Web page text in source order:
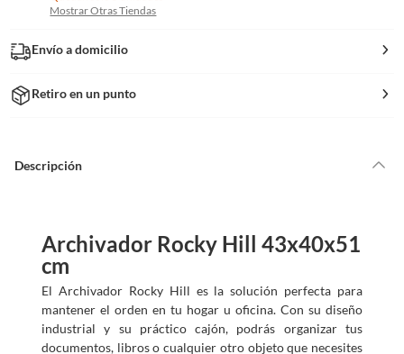
Mostrar Otras Tiendas
Envío a domicilio
Retiro en un punto
Descripción
Archivador Rocky Hill 43x40x51
cm
El Archivador Rocky Hill es la solución perfecta para
mantener el orden en tu hogar u oficina. Con su diseño
industrial y su práctico cajón, podrás organizar tus
documentos, libros o cualquier otro objeto que necesites